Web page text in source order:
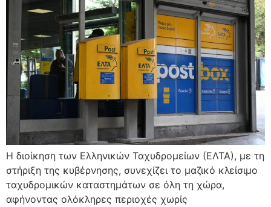
Η διοίκηση των Ελληνικών Ταχυδρομείων (ΕΛΤΑ), με τη
στήριξη της κυβέρνησης, συνεχίζει το μαζικό κλείσιμο
ταχυδρομικών καταστημάτων σε όλη τη χώρα,
αφήνοντας ολόκληρες περιοχές χωρίς